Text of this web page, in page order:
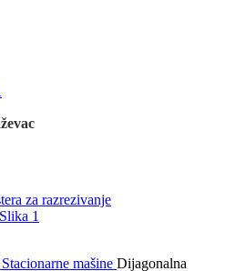
Stacionarne mašine Dijagonalna